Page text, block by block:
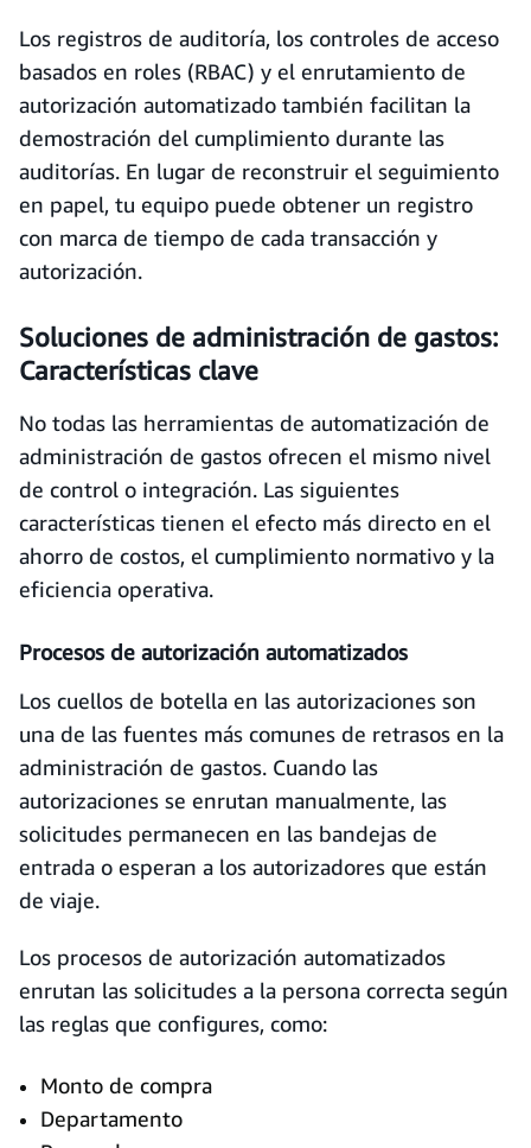
Los registros de auditoría, los controles de acceso
basados en roles (RBAC) y el enrutamiento de
autorización automatizado también facilitan la
demostración del cumplimiento durante las
auditorías. En lugar de reconstruir el seguimiento
en papel, tu equipo puede obtener un registro
con marca de tiempo de cada transacción y
autorización.
Soluciones de administración de gastos:
Características clave
No todas las herramientas de automatización de
administración de gastos ofrecen el mismo nivel
de control o integración. Las siguientes
características tienen el efecto más directo en el
ahorro de costos, el cumplimiento normativo y la
eficiencia operativa.
Procesos de autorización automatizados
Los cuellos de botella en las autorizaciones son
una de las fuentes más comunes de retrasos en la
administración de gastos. Cuando las
autorizaciones se enrutan manualmente, las
solicitudes permanecen en las bandejas de
entrada o esperan a los autorizadores que están
de viaje.
Los procesos de autorización automatizados
enrutan las solicitudes a la persona correcta según
las reglas que configures, como:
Monto de compra
Departamento